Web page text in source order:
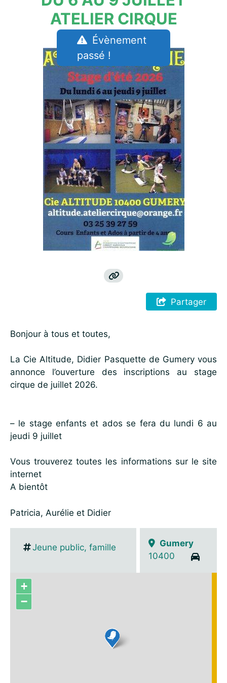
ATELIER CIRQUE
Évènement
passé !
Partager
Bonjour à tous et toutes,
La Cie Altitude, Didier Pasquette de Gumery vous
annonce l’ouverture des inscriptions au stage
cirque de juillet 2026.
– le stage enfants et ados se fera du lundi 6 au
jeudi 9 juillet
Vous trouverez toutes les informations sur le site
internet
A bientôt
Patricia, Aurélie et Didier
Jeune public, famille
Gumery
10400
+
−